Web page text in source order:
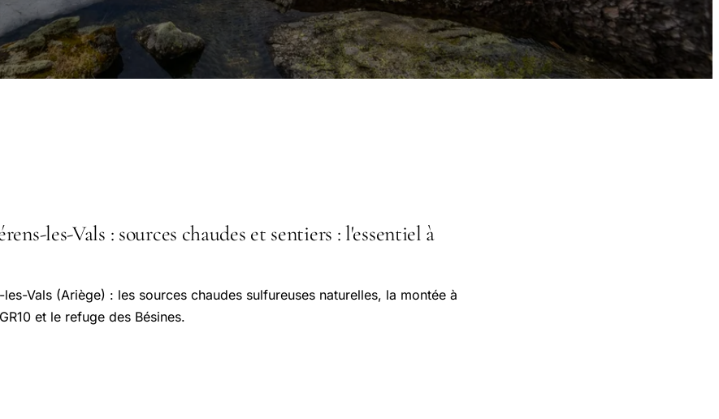
les-Vals : sources chaudes et sentiers : l'essentiel à
les-Vals (Ariège) : les sources chaudes sulfureuses naturelles, la montée à
et le refuge des Bésines.